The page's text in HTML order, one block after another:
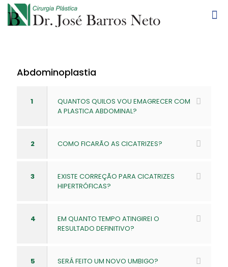
Abdominoplastia
1
QUANTOS QUILOS VOU EMAGRECER COM
A PLASTICA ABDOMINAL?
2 COMO FICARÃO AS CICATRIZES?
3
EXISTE CORREÇÃO PARA CICATRIZES
HIPERTRÓFICAS?
4
EM QUANTO TEMPO ATINGIREI O
RESULTADO DEFINITIVO?
5 SERÁ FEITO UM NOVO UMBIGO?